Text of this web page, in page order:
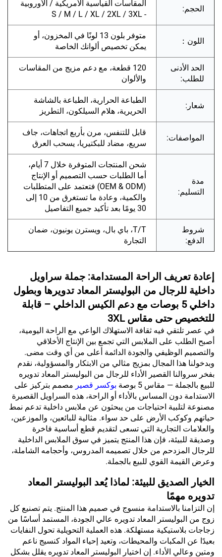
الحجم:
المقاسات القياسية الأمريكية / الأوروبية
- S / M / L / XL / 2XL / 3XL
اللون：
متوفر بلون 13 لونًا في المخزون، أو
يمكن تخصيص ألوانك الخاصة
الحد الأدنى
للطلب:
120 قطعة، مع دعم مزيج من المقاسات
والألوان
شعار:
الطباعة الحرارية، الطباعة بالشاشة
الحريرية، هلام السيلكون، التطريز
المواصفات:
قابل للتنفس، مرن بأربع اتجاهات، جاف
سريع، مضاد للبكتيريا، يسحب العرق
مدة
التسليم:
شحن المنتجات المتوفرة خلال 7 أيام،
أما الطلبات حسب التصميم أو الإنتاج
(OEM & ODM) فتعتمد على المتطلبات
والكمية، وعادة ما تستغرق من 10 إلى
30 يومًا بعد تأكيد جميع التفاصيل
شروط
الدفع:
T/T، باي بال، ويسترن يونيون، ضمان
التجارة
إعادة تعريف الراحة المستدامة: جملة سراويل
داخلية للرجال من البوليستر المعاد تدويرها وبطول
داخلي 5 بوصات مع دعم الكيس الداخلي – قابلة
للتخصيص حتى مقاس 3XL
في عصر تلتقي فيه ثقافة الاستهلاك الواعي مع الراحة اليومية،
أصبح الطلب على الملابس التي تجمع بين الإنتاج الأخلاقي
والتصميم الوظيفي والجودة الدائمة أعلى من أي وقت مضى.
وبدخولنا هذا المجال بمزيج مثالي من الابتكار والمسؤولية، نقدم
بفخر سروالنا القصير الأداء للرجال من البوليستر المعاد تدويره
للبيع بالجملة — مقاس 5 بوصة
بوكسر قصير مصمم بتركيز على
الاستدامة دون المساس بالأداء أو الراحة، هذه السراويل القصيرة
مصنوعة لتلبية احتياجات من يبحثون عن ملابس داخلية تدعم نمط
حياتهم وكوكب الأرض على حد سواء. مثالية للبائعين، والموزعين،
والعلامات التجارية التي تسعى لتقديم قطع أساسية فاخرة
وصديقة للبيئة، فإن هذا المنتج يتميز في سوق الملابس الداخلية
للرجال المزدحم من خلال تصميمه المدروس، وأحجامه الشاملة،
وعرض القيمة القوي للبيع بالجملة.
الخيار الصديق للبيئة: لماذا يُعد البوليستر المعاد
تدويره مهمًا
إن التزامنا بالاستدامة منسوج في صميم هذا المنتج. يتم تصنيع كل
زوج من البوليستر المعاد تدويره عالي الجودة، المستمد أساسًا من
زجاجات بلاستيكية مستهلكة. هذه العملية التحويلية تحول النفايات
بعيدًا عن المكبات والمحيطات، وتعيد إحياء المواد كنسيج ناعم
ومتين وعالي الأداء. إن اختيار البوليستر المعاد تدويره يقلل بشكل